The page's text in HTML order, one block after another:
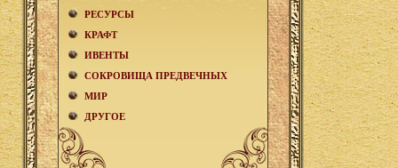
РЕСУРСЫ
КРАФТ
ИВЕНТЫ
СОКРОВИЩА ПРЕДВЕЧНЫХ
МИР
ДРУГОЕ